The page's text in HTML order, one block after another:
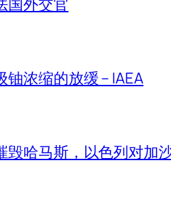
浓缩的放缓 – IAEA
毁哈马斯，以色列对加